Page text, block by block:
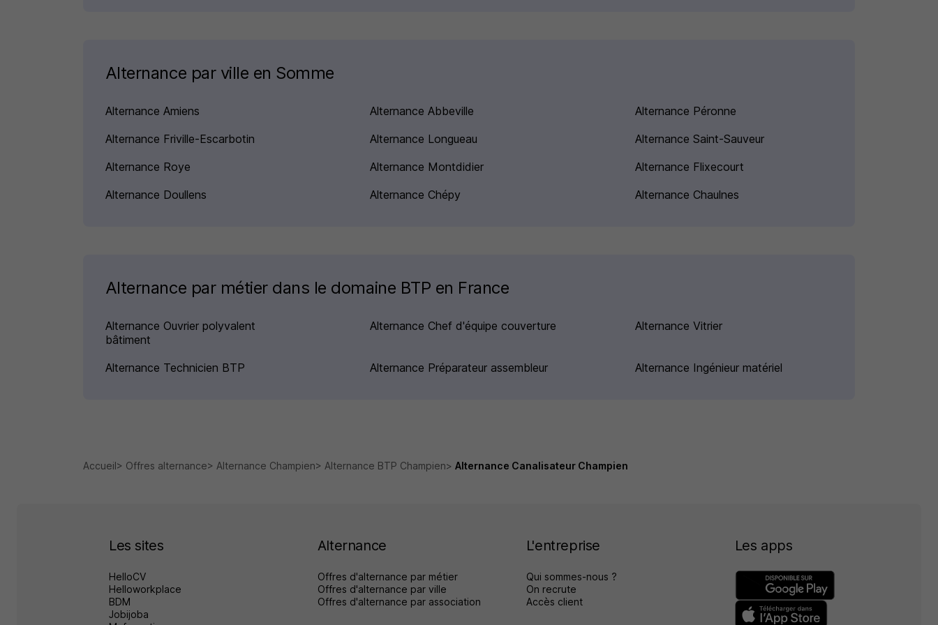
Alternance par ville en Somme
Alternance Amiens Alternance Abbeville
Alternance Péronne
Alternance Friville-Escarbotin
Alternance Longueau
Alternance Saint-Sauveur
Alternance Roye
Alternance Montdidier
Alternance Flixecourt
Alternance Doullens
Alternance Chépy Alternance Chaulnes
Alternance par métier dans le domaine BTP en France
Alternance Ouvrier polyvalent
bâtiment
Alternance Chef d'équipe couverture Alternance Vitrier
Alternance Technicien BTP Alternance Préparateur assembleur Alternance Ingénieur matériel
Accueil Offres alternance Alternance Champien Alternance BTP Champien Alternance Canalisateur Champien
Les sites
HelloCV
Helloworkplace
BDM
Jobijoba
Alternance
Offres d'alternance par métier
Offres d'alternance par ville
Offres d'alternance par association
L'entreprise
Qui sommes-nous ?
On recrute
Accès client
Les apps